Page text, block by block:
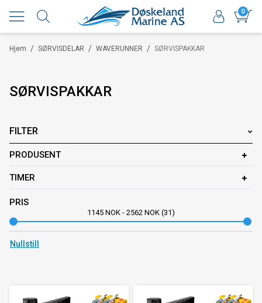
0
/
Hjem /
SØRVISDELAR /
WAVERUNNER SØRVISPAKKAR
SØRVISPAKKAR
FILTER
PRODUSENT
TIMER
PRIS
1145 NOK - 2562 NOK 31
Nullstill